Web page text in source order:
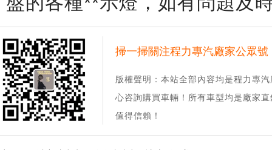
掃一掃關注程力專汽廠家公眾號
版權聲明：本站全部內容均是程力專
心咨詢購買車輛！所有車型均是廠家
值得信賴！